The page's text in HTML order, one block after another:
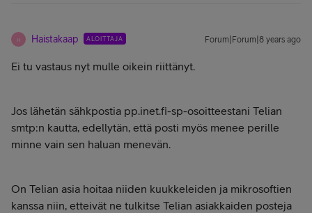
H Haistakaap ALOITTAJA Forum|Forum|8 years ago
Ei tu vastaus nyt mulle oikein riittänyt.
Jos lähetän sähkpostia pp.inet.fi-sp-osoitteestani Telian
smtp:n kautta, edellytän, että posti myös menee perille
minne vain sen haluan menevän.
On Telian asia hoitaa niiden kuukkeleiden ja mikrosoftien
kanssa niin, etteivät ne tulkitse Telian asiakkaiden posteja